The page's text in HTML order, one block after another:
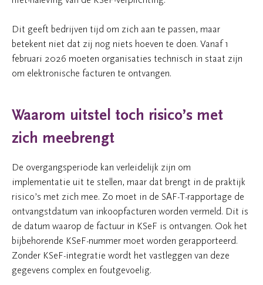
Dit geeft bedrijven tijd om zich aan te passen, maar
betekent niet dat zij nog niets hoeven te doen. Vanaf 1
februari 2026 moeten organisaties technisch in staat zijn
om elektronische facturen te ontvangen.
Waarom uitstel toch risico’s met
zich meebrengt
De overgangsperiode kan verleidelijk zijn om
implementatie uit te stellen, maar dat brengt in de praktijk
risico’s met zich mee. Zo moet in de SAF-T-rapportage de
ontvangstdatum van inkoopfacturen worden vermeld. Dit is
de datum waarop de factuur in KSeF is ontvangen. Ook het
bijbehorende KSeF-nummer moet worden gerapporteerd.
Zonder KSeF-integratie wordt het vastleggen van deze
gegevens complex en foutgevoelig.